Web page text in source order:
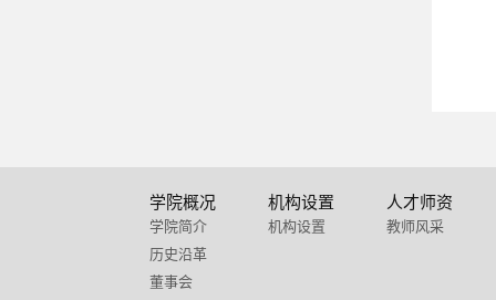
学院概况
学院简介
历史沿革
董事会
机构设置
机构设置
人才师资
教师风采